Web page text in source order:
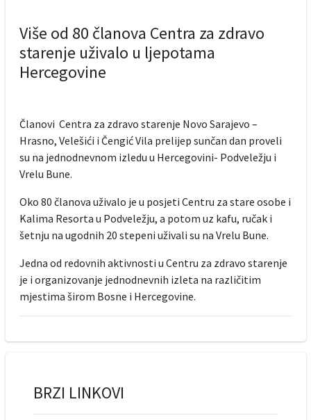
Više od 80 članova Centra za zdravo
starenje uživalo u ljepotama
Hercegovine
Članovi Centra za zdravo starenje Novo Sarajevo –
Hrasno, Velešići i Čengić Vila prelijep sunčan dan proveli
su na jednodnevnom izledu u Hercegovini- Podveležju i
Vrelu Bune.
Oko 80 članova uživalo je u posjeti Centru za stare osobe i
Kalima Resorta u Podveležju, a potom uz kafu, ručak i
šetnju na ugodnih 20 stepeni uživali su na Vrelu Bune.
Jedna od redovnih aktivnosti u Centru za zdravo starenje
je i organizovanje jednodnevnih izleta na različitim
mjestima širom Bosne i Hercegovine.
BRZI LINKOVI